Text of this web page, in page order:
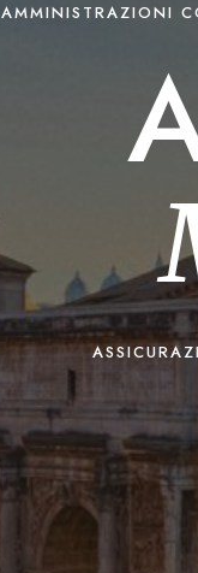
AMMINISTRAZIONI